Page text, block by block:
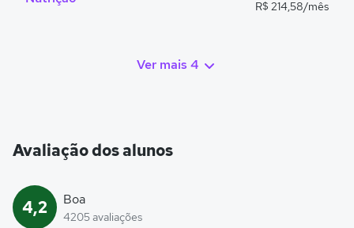
R$ 214,58/mês
Ver mais 4
Avaliação dos alunos
4,2 Boa
4205 avaliações